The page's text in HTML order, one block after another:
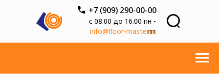
с 08.00 до 16.00 пн -
пт
+7 (909) 290-00-00
info@floor-master.ru